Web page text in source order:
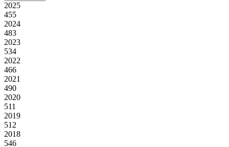
2025
455
2024
483
2023
534
2022
466
2021
490
2020
511
2019
512
2018
546